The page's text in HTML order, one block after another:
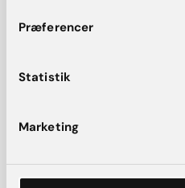
Præferencer
Statistik
Marketing
erfarne specialister vil
passer til dine individuelle